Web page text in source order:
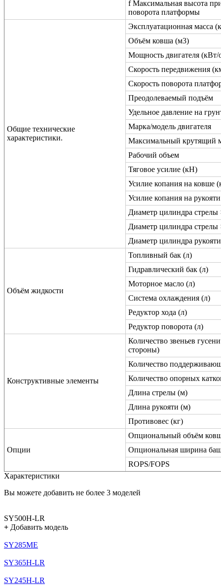
f Максимальная высота
поворота платформы
Общие технические
характеристики.
Эксплуатационная масса
Объём ковша (м3)
Мощность двигателя
Скорость передвижения
Скорость поворота
Преодолеваемый подъём
Удельное давление на
Марка/модель двигателя
Максимальный крутящий
Рабочий объем
Тяговое усилие (кН)
Усилие копания на ковше
Усилие копания на
Диаметр цилиндра
Диаметр цилиндра
Диаметр цилиндра
Объём жидкости
Топливный бак (л)
Гидравлический бак (л)
Моторное масло (л)
Система охлаждения (л)
Редуктор хода (л)
Редуктор поворота (л)
Конструктивные элементы
Количество звеньев
стороны)
Количество
Количество опорных
Длина стрелы (м)
Длина рукояти (м)
Противовес (кг)
Опции
Опциональный объём
Опциональная ширина
ROPS/FOPS
Характеристики
Вы можете добавить не более 3 моделей
SY500H-LR
+ Добавить модель
SY285ME
SY365H-LR
SY245H-LR